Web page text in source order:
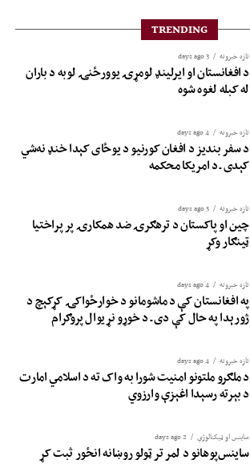
TRENDING
تازه خبرونه 3 days ago
د افغانستان او ایرلینډ لومړۍ یوورځنۍ لوبه د باران
له کبله لغوه شوه
تازه خبرونه 4 days ago
د سفر بندیز د افغان کورنیو د یوځای کېدا خنډ نه‌شي
کېدی ـ د امریکا محکمه
تازه خبرونه 5 days ago
چین او پاکستان د ترهګرۍ ضد همکارۍ پر پراختیا
ټینګار وکړ
تازه خبرونه 4 days ago
په افغانستان کې د ماشومانو د خوارځواکۍ کړکېچ د
ژورېدا په حال کې دی ـ د خوړو نړیوال پروګرام
تازه خبرونه 4 days ago
د ملګرو ملتونو امنیت شورا به واک ته د اسلامي امارت
د بېرته رسېدا اغېزې وارزوي
ساینس او ​​ټیکنالوژي 2 days ago
ساینس‌پوهانو د لمر تر ټولو روښانه انځور ثبت کړ